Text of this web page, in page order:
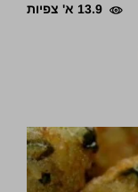
13.9 א' צפיות